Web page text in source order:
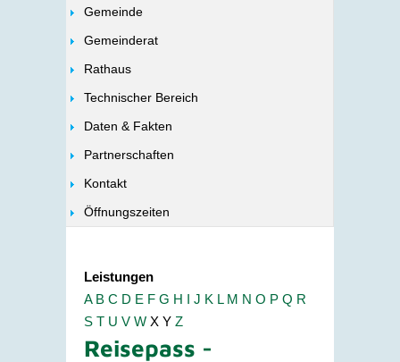
Gemeinde
Gemeinderat
Rathaus
Technischer Bereich
Daten & Fakten
Partnerschaften
Kontakt
Öffnungszeiten
Leistungen
A B C D E F G H I J K L M N O P Q R
S T U V W X Y Z
Reisepass -